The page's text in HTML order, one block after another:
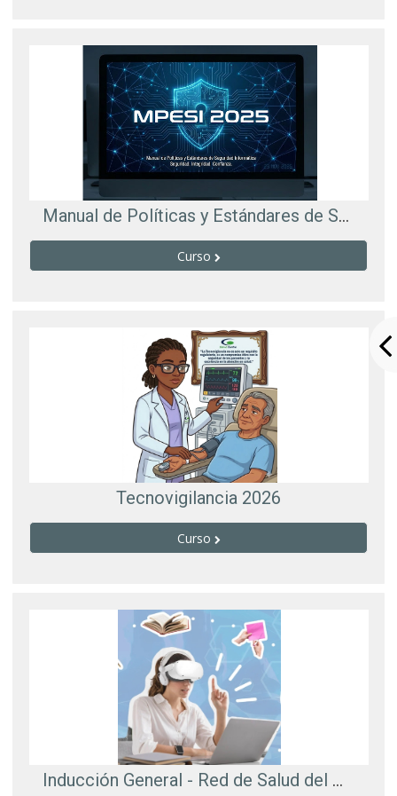
Manual de Políticas y Estándares de Seguridad Informática MPESI 2025
Curso
Tecnovigilancia 2026
Curso
Inducción General - Red de Salud del Centro E.S.E - 2025